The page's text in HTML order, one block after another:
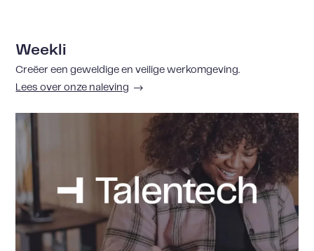
Weekli
Creëer een geweldige en veilige werkomgeving.
Lees over onze naleving